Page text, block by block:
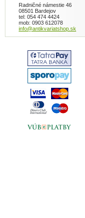
Radničné námestie 46
08501 Bardejov
tel: 054 474 4424
mob: 0903 612078
info@antikvariatshop.sk